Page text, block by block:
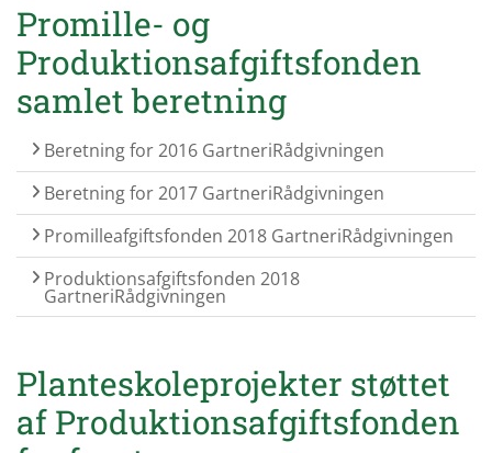
Promille- og
Produktionsafgiftsfonden
samlet beretning
Beretning for 2016 GartneriRådgivningen
Beretning for 2017 GartneriRådgivningen
Promilleafgiftsfonden 2018 GartneriRådgivningen
Produktionsafgiftsfonden 2018
GartneriRådgivningen
Planteskoleprojekter støttet
af Produktionsafgiftsfonden